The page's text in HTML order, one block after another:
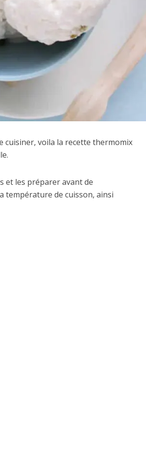
cuisiner, voila la recette thermomix
et les préparer avant de
température de cuisson, ainsi